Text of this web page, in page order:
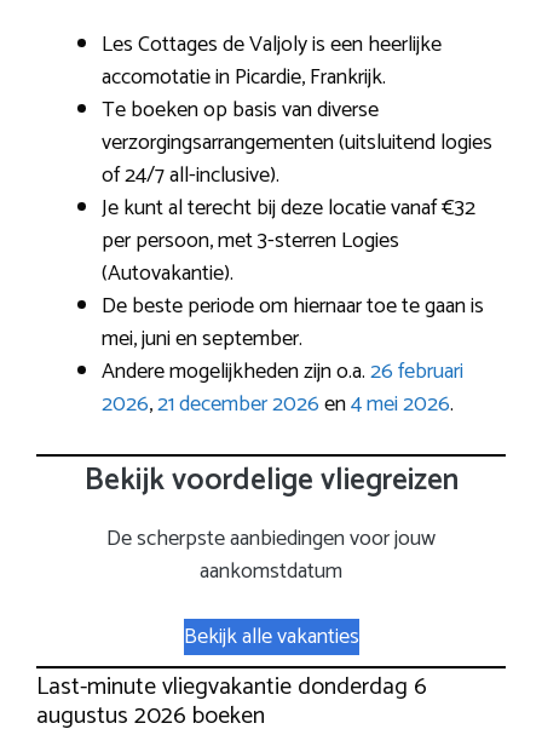
Les Cottages de Valjoly is een heerlijke
accomotatie in Picardie, Frankrijk.
Te boeken op basis van diverse
verzorgingsarrangementen (uitsluitend logies
of 24/7 all-inclusive).
Je kunt al terecht bij deze locatie vanaf €32
per persoon, met 3-sterren Logies
(Autovakantie).
De beste periode om hiernaar toe te gaan is
mei, juni en september.
Andere mogelijkheden zijn o.a.26 februari
2026,21 december 2026en4 mei 2026.
Bekijk voordelige vliegreizen
De scherpste aanbiedingen voor jouw
aankomstdatum
Bekijk alle vakanties
Last-minute vliegvakantie donderdag 6
augustus 2026 boeken